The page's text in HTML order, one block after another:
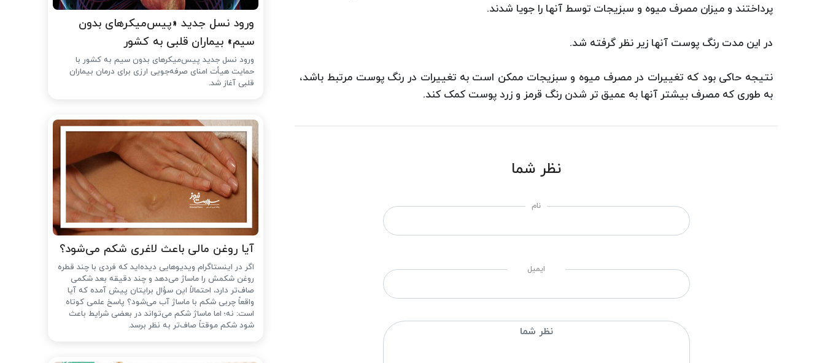
پرداختند و میزان مصرف میوه و سبزیجات توسط آنها را جویا شدند.
در این مدت رنگ پوست آنها زیر نظر گرفته شد.
نتیجه حاکی بود که تغییرات در مصرف میوه و سبزیجات ممکن است به تغییرات در رنگ پوست مرتبط باشد،
به طوری که مصرف بیشتر آنها به عمیق تر شدن رنگ قرمز و زرد پوست کمک کند.
نظر شما
نام
ایمیل
ورود نسل جدید «پیس‌میکرهای بدون
سیم» بیماران قلبی به کشور
ورود نسل جدید پیس‌میکرهای بدون سیم به کشور با
حمایت هیأت امنای صرفه‌جویی ارزی برای درمان بیماران
قلبی آغاز شد.
آیا روغن مالی باعث لاغری شکم می‌شود؟
اگر در اینستاگرام ویدیوهایی دیده‌اید که فردی با چند قطره
روغن شکمش را ماساژ می‌دهد و چند دقیقه بعد شکمی
صاف‌تر دارد، احتمالاً این سؤال برایتان پیش آمده که آیا
واقعاً چربی شکم با ماساژ آب می‌شود؟ پاسخ علمی کوتاه
است: نه؛ اما ماساژ شکم می‌تواند در بعضی شرایط باعث
شود شکم موقتاً صاف‌تر به نظر برسد.